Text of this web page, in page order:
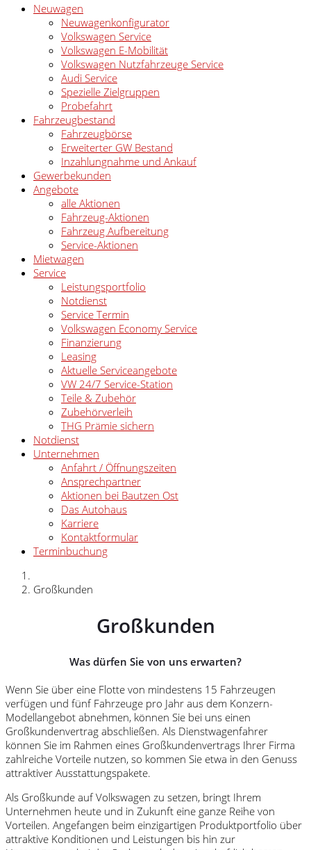
Neuwagen
Neuwagenkonfigurator
Volkswagen Service
Volkswagen E-Mobilität
Volkswagen Nutzfahrzeuge Service
Audi Service
Spezielle Zielgruppen
Probefahrt
Fahrzeugbestand
Fahrzeugbörse
Erweiterter GW Bestand
Inzahlungnahme und Ankauf
Gewerbekunden
Angebote
alle Aktionen
Fahrzeug-Aktionen
Fahrzeug Aufbereitung
Service-Aktionen
Mietwagen
Service
Leistungsportfolio
Notdienst
Service Termin
Volkswagen Economy Service
Finanzierung
Leasing
Aktuelle Serviceangebote
VW 24/7 Service-Station
Teile & Zubehör
Zubehörverleih
THG Prämie sichern
Notdienst
Unternehmen
Anfahrt / Öffnungszeiten
Ansprechpartner
Aktionen bei Bautzen Ost
Das Autohaus
Karriere
Kontaktformular
Terminbuchung
Großkunden
Großkunden
Was dürfen Sie von uns erwarten?
Wenn Sie über eine Flotte von mindestens 15 Fahrzeugen
verfügen und fünf Fahrzeuge pro Jahr aus dem Konzern-
Modellangebot abnehmen, können Sie bei uns einen
Großkundenvertrag abschließen. Als Dienstwagenfahrer
können Sie im Rahmen eines Großkundenvertrags Ihrer Firma
zahlreiche Vorteile nutzen, so kommen Sie etwa in den Genuss
attraktiver Ausstattungspakete.
Als Großkunde auf Volkswagen zu setzen, bringt Ihrem
Unternehmen heute und in Zukunft eine ganze Reihe von
Vorteilen. Angefangen beim einzigartigen Produktportfolio über
attraktive Konditionen und Leistungen bis hin zur